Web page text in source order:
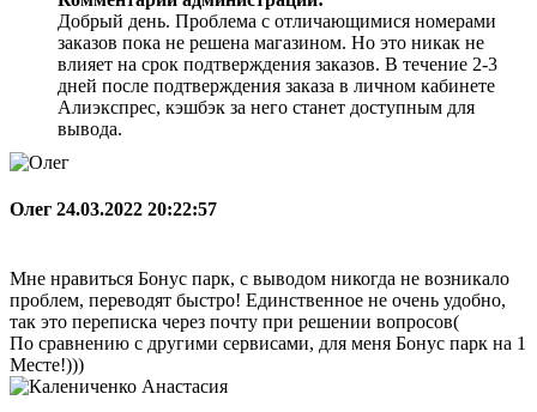
Добрый день. Проблема с отличающимися номерами
заказов пока не решена магазином. Но это никак не
влияет на срок подтверждения заказов. В течение 2-3
дней после подтверждения заказа в личном кабинете
Алиэкспрес, кэшбэк за него станет доступным для
вывода.
Олег 24.03.2022 20:22:57
Мне нравиться Бонус парк, с выводом никогда не возникало
проблем, переводят быстро! Единственное не очень удобно,
так это переписка через почту при решении вопросов(
По сравнению с другими сервисами, для меня Бонус парк на 1
Месте!)))